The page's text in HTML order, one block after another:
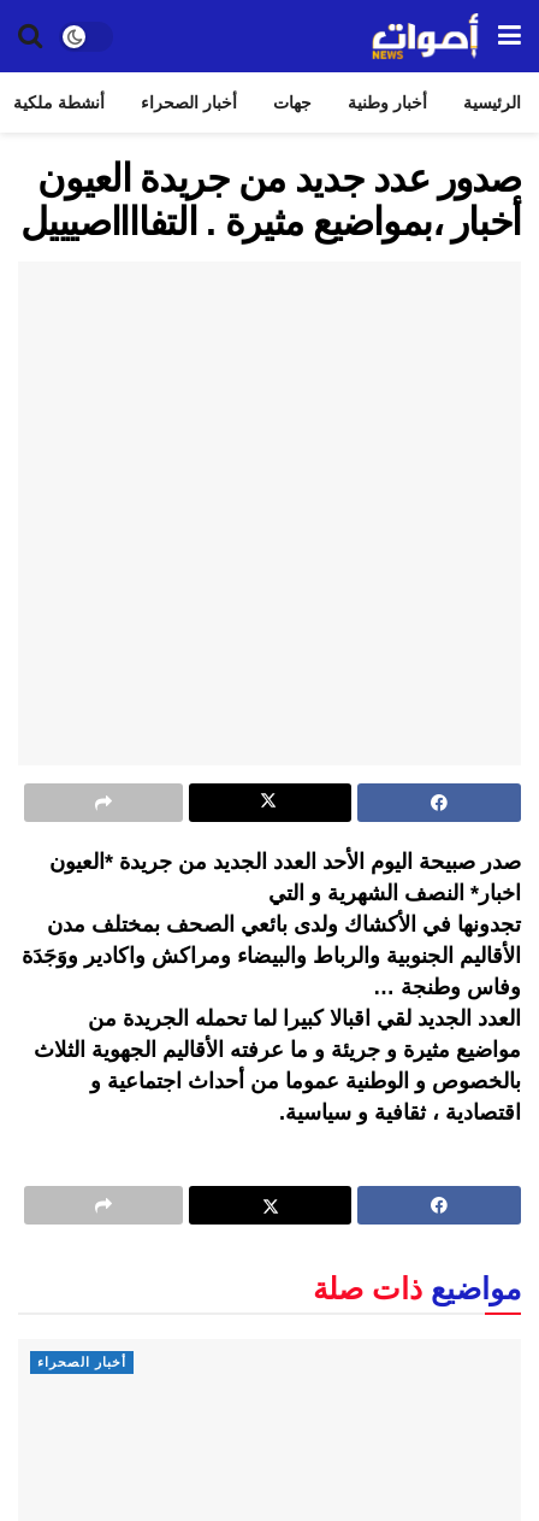
الرئيسية أخبار وطنية جهات أخبار الصحراء أنشطة ملكية
صدور عدد جديد من جريدة العيون
أخبار ،بمواضيع مثيرة . التفااااصيييل
صدر صبيحة اليوم الأحد العدد الجديد من جريدة *العيون
اخبار* النصف الشهرية و التي
تجدونها في الأكشاك ولدى بائعي الصحف بمختلف مدن
الأقاليم الجنوبية والرباط والبيضاء ومراكش واكادير ووَجَدَة
وفاس وطنجة …
العدد الجديد لقي اقبالا كبيرا لما تحمله الجريدة من
مواضيع مثيرة و جريئة و ما عرفته الأقاليم الجهوية الثلاث
بالخصوص و الوطنية عموما من أحداث اجتماعية و
اقتصادية ، ثقافية و سياسية.
مواضيع ذات صلة
أخبار الصحراء